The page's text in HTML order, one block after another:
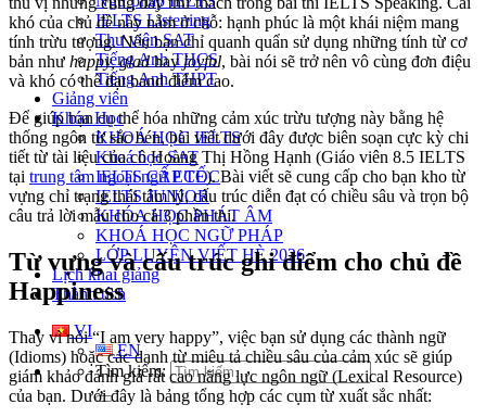
IELTS Listening
Thư viện SAT
Tiếng Anh THCS
Tiếng Anh THPT
Giảng viên
Khóa Học
KHOÁ HỌC IELTS
Khoá học SAT
IELTS CẤP TỐC
IELTS JUNIOR
KHÓA HỌC PHÁT ÂM
KHOÁ HỌC NGỮ PHÁP
LỚP LUYỆN VIẾT HÈ 2026
Lịch khai giảng
Thành tích
VI
EN
Tìm kiếm:
khó của chủ đề này nằm ở chỗ: hạnh phúc là một khái niệm mang
tính trừu tượng. Nếu bạn chỉ quanh quẩn sử dụng những tính từ cơ
bản như happy, gladhayjoyful, bài nói sẽ trở nên vô cùng đơn điệu
và khó có thể đạt band điểm cao.
Để giúp bạn cụ thể hóa những cảm xúc trừu tượng này bằng hệ
thống ngôn từ sắc bén, bài viết dưới đây được biên soạn cực kỳ chi
tiết từ tài liệu của cô Hoàng Thị Hồng Hạnh (Giáo viên 8.5 IELTS
tại trung tâm ngoại ngữ ECE). Bài viết sẽ cung cấp cho bạn kho từ
vựng chỉ trạng thái tâm lý, cấu trúc diễn đạt có chiều sâu và trọn bộ
câu trả lời mẫu cho cả 3 phần thi.
Từ vựng và cấu trúc ghi điểm cho chủ đề
Happiness
Thay vì nói “I am very happy”, việc bạn sử dụng các thành ngữ
(Idioms) hoặc các danh từ miêu tả chiều sâu của cảm xúc sẽ giúp
giám khảo đánh giá rất cao năng lực ngôn ngữ (Lexical Resource)
của bạn. Dưới đây là bảng tổng hợp các cụm từ xuất sắc nhất: